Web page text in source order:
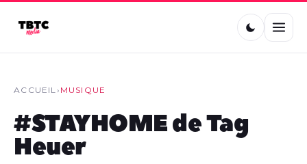
ACCUEIL› MUSIQUE
#STAYHOME de Tag
Heuer